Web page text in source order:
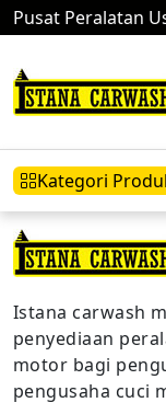
Pusat Peralatan
Kategori
Hidrolik Mobil
Mesin Air
Istana carwash
penyediaan
motor bagi
pengusaha cuci